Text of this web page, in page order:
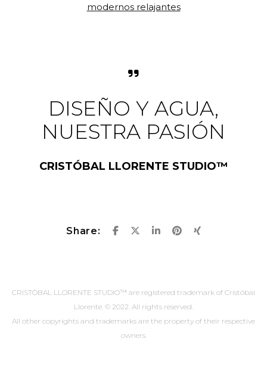
modernos relajantes
DISEÑO Y AGUA,
NUESTRA PASIÓN
CRISTÓBAL LLORENTE STUDIO™
Share:
CRISTÓBAL LLORENTE STUDIO™ are registered trademark of Cristóbal
Llorente. © 2022. All rights reserved.
All other copyrights and trademarks are the property of their respective
owners.